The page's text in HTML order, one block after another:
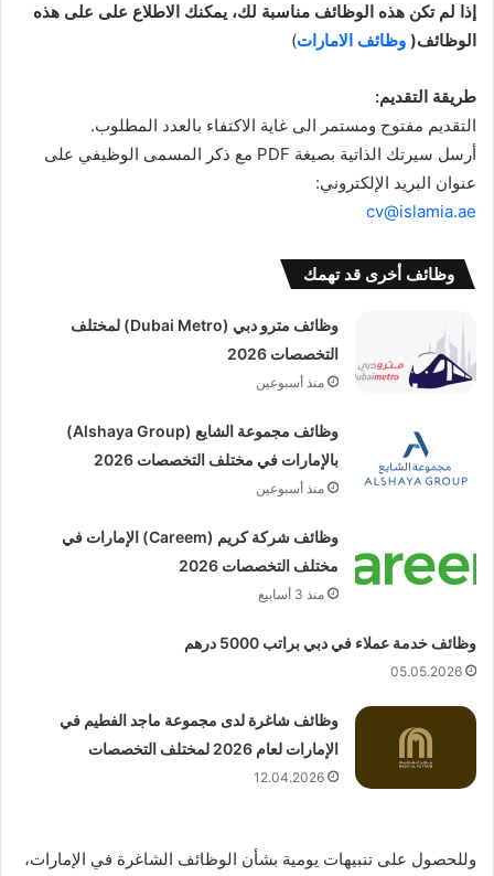
إذا لم تكن هذه الوظائف مناسبة لك، يمكنك الاطلاع على على هذه
الوظائف( وظائف الامارات)
طريقة التقديم:
التقديم مفتوح ومستمر الى غاية الاكتفاء بالعدد المطلوب.
أرسل سيرتك الذاتية بصيغة PDF مع ذكر المسمى الوظيفي على
عنوان البريد الإلكتروني:
cv@islamia.ae
وظائف أخرى قد تهمك
وظائف مترو دبي (Dubai Metro) لمختلف
التخصصات 2026
منذ أسبوعين
وظائف مجموعة الشايع (Alshaya Group)
بالإمارات في مختلف التخصصات 2026
منذ أسبوعين
وظائف شركة كريم (Careem) الإمارات في
مختلف التخصصات 2026
منذ 3 أسابيع
وظائف خدمة عملاء في دبي براتب 5000 درهم
05.05.2026
وظائف شاغرة لدى مجموعة ماجد الفطيم في
الإمارات لعام 2026 لمختلف التخصصات
12.04.2026
وللحصول على تنبيهات يومية بشأن الوظائف الشاغرة في الإمارات،